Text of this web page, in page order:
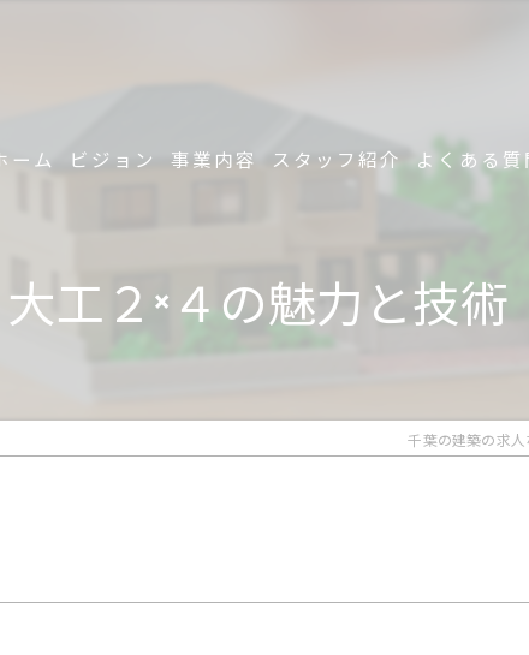
ーム ビジョン 事業内容 スタッフ紹介 よくある質
大工２×４の魅力と技術
千葉の建築の求